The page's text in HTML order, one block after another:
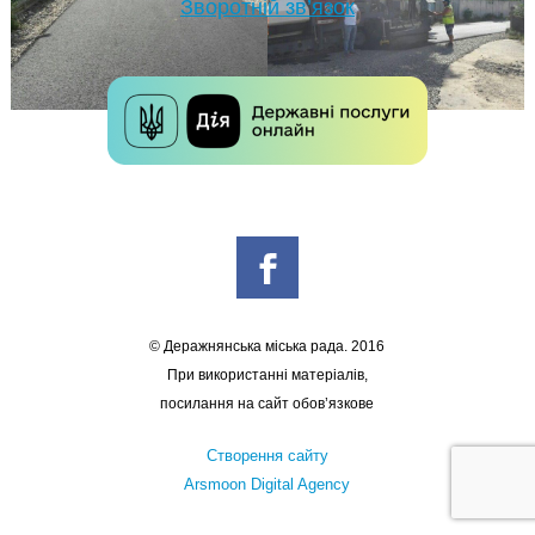
Зворотній зв’язок
© Деражнянська міська рада. 2016
При використанні матеріалів,
посилання на сайт обов’язкове
Створення сайту
Arsmoon Digital Agency